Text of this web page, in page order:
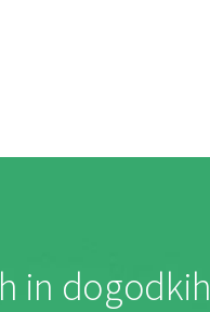
in dogodkih